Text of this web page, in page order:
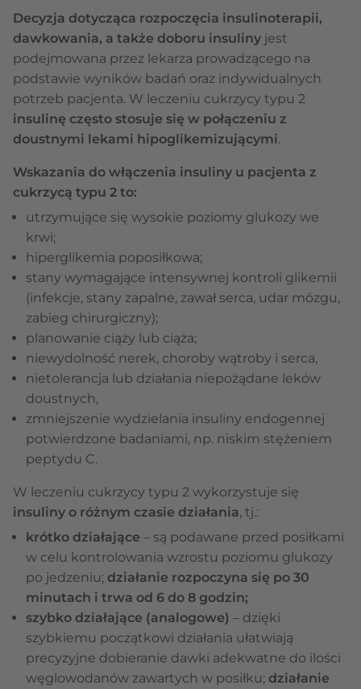
Decyzja dotycząca rozpoczęcia insulinoterapii,
dawkowania, a także doboru insuliny jest
podejmowana przez lekarza prowadzącego na
podstawie wyników badań oraz indywidualnych
potrzeb pacjenta. W leczeniu cukrzycy typu 2
insulinę często stosuje się w połączeniu z
doustnymi lekami hipoglikemizującymi.
Wskazania do włączenia insuliny u pacjenta z
cukrzycą typu 2 to:
utrzymujące się wysokie poziomy glukozy we
krwi;
hiperglikemia poposiłkowa;
stany wymagające intensywnej kontroli glikemii
(infekcje, stany zapalne, zawał serca, udar mózgu,
zabieg chirurgiczny);
planowanie ciąży lub ciąża;
niewydolność nerek, choroby wątroby i serca,
nietolerancja lub działania niepożądane leków
doustnych,
zmniejszenie wydzielania insuliny endogennej
potwierdzone badaniami, np. niskim stężeniem
peptydu C.
W leczeniu cukrzycy typu 2 wykorzystuje się
insuliny o różnym czasie działania, tj.:
krótko działające – są podawane przed posiłkami
w celu kontrolowania wzrostu poziomu glukozy
po jedzeniu; działanie rozpoczyna się po 30
minutach i trwa od 6 do 8 godzin;
szybko działające (analogowe) – dzięki
szybkiemu początkowi działania ułatwiają
precyzyjne dobieranie dawki adekwatne do ilości
węglowodanów zawartych w posiłku; działanie